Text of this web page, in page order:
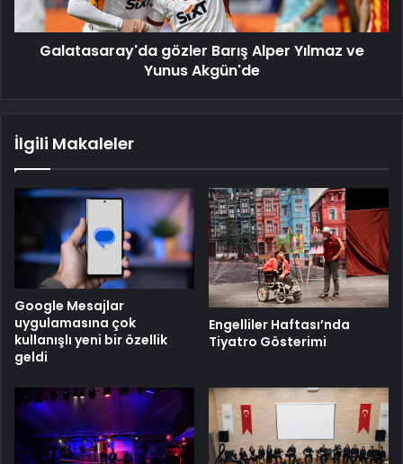
Akgün'de
Galatasaray'da gözler Barış Alper Yılmaz ve
Yunus Akgün'de
İlgili Makaleler
Google Mesajlar
uygulamasına çok
kullanışlı yeni bir özellik
geldi
Engelliler Haftası’nda
Tiyatro Gösterimi